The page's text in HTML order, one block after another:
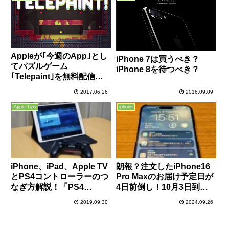
Appleが｢今週のApp｣とし
てパズルゲーム
｢Telepaint｣を無料配信
2017.06.26
iPhone 7は買うべき？
iPhone 8を待つべき？
2016.09.09
Apple Tips
iPhone、iPad、Apple TV
とPS4コントローラーのつ
なぎ方解説！「PS4
2019.09.30
iphone
朗報？注文したiPhone16
Pro Maxのお届け予定日が
4日前倒し！10月3日到着
2024.09.26